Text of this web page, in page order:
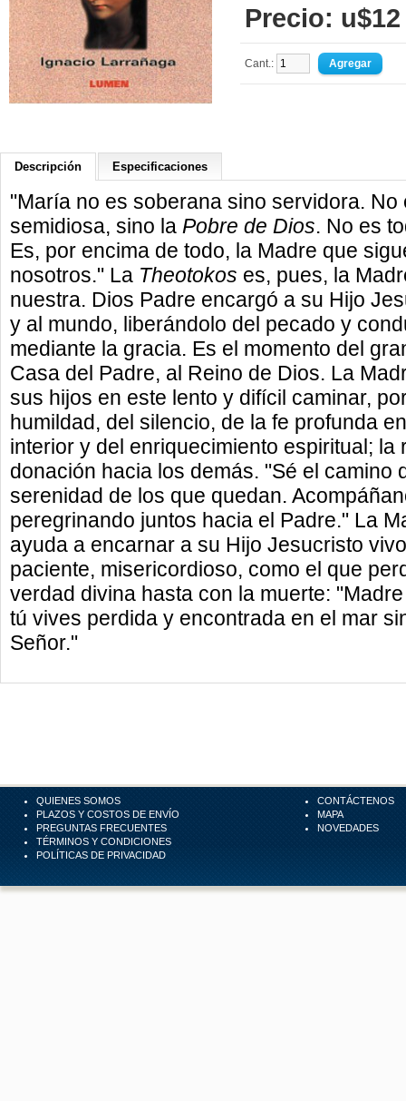
Precio: u$12
Cant.:
Descripción Especificaciones
"María no es soberana sino servidora.
semidiosa, sino la Pobre de Dios. No es
Es, por encima de todo, la Madre que
nosotros." La Theotokos es, pues, la
nuestra. Dios Padre encargó a su Hijo
y al mundo, liberándolo del pecado y
mediante la gracia. Es el momento del
Casa del Padre, al Reino de Dios. La
sus hijos en este lento y difícil caminar,
humildad, del silencio, de la fe profunda
interior y del enriquecimiento espiritual;
donación hacia los demás. "Sé el camino
serenidad de los que quedan.
peregrinando juntos hacia el Padre." La
ayuda a encarnar a su Hijo Jesucristo
paciente, misericordioso, como el que
verdad divina hasta con la muerte:
tú vives perdida y encontrada en el mar
Señor."
QUIENES SOMOS
PLAZOS Y COSTOS DE ENVÍO
PREGUNTAS FRECUENTES
TÉRMINOS Y CONDICIONES
POLÍTICAS DE PRIVACIDAD
CONTÁCTENOS
MAPA
NOVEDADES